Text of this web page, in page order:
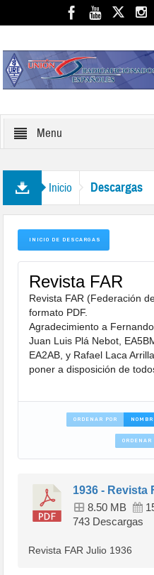
Menu
Inicio Descargas
INICIO DE DESCARGAS
Revista FAR
Revista FAR (Federación
formato PDF.
Agradecimiento a
Juan Luis Plá Nebot,
EA2AB, y Rafael Laca
poner a disposición de
ORDENAR POR
ORDENAR
1936 - Revista
8.50 MB
743 Descargas
Revista FAR Julio 1936